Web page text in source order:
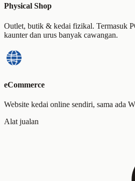
Physical Shop
Outlet, butik & kedai fizikal. Termasuk
kaunter dan urus banyak cawangan.
eCommerce
Website kedai online sendiri, sama ada
Alat jualan